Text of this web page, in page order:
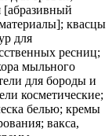
[абразивный
квасцы
для
ресниц;
мыльного
для бороды и
косметические;
белью; кремы
вакса,